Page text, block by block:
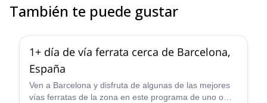
También te puede gustar
1+ día de vía ferrata cerca de Barcelona,
España
Ven a Barcelona y disfruta de algunas de las mejores
vías ferratas de la zona en este programa de uno o